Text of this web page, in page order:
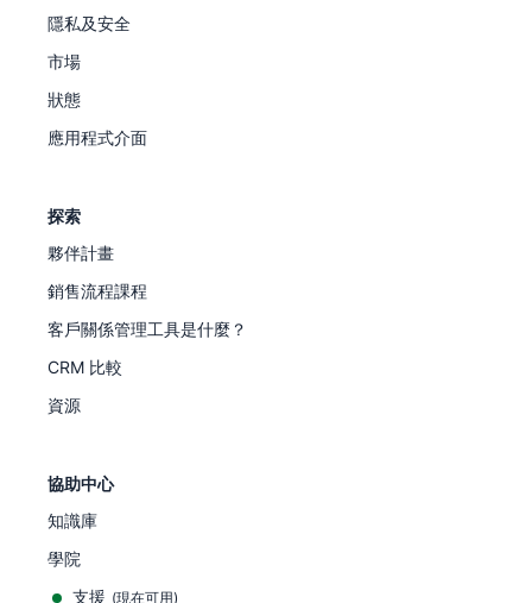
隱私及安全
市場
狀態
應用程式介面
探索
夥伴計畫
銷售流程課程
客戶關係管理工具是什麼？
CRM 比較
資源
協助中心
知識庫
學院
支援 (現在可用)